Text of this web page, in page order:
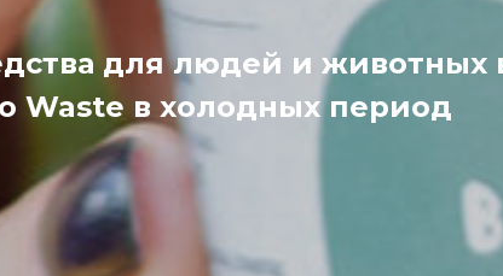
для людей и животных
Waste в холодных период